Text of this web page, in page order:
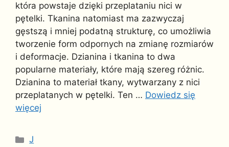
która powstaje dzięki przeplataniu nici w
pętelki. Tkanina natomiast ma zazwyczaj
gęstszą i mniej podatną strukturę, co umożliwia
tworzenie form odpornych na zmianę rozmiarów
i deformacje. Dzianina i tkanina to dwa
popularne materiały, które mają szereg różnic.
Dzianina to materiał tkany, wytwarzany z nici
przeplatanych w pętelki. Ten … Dowiedz się
więcej
Kategorie
J